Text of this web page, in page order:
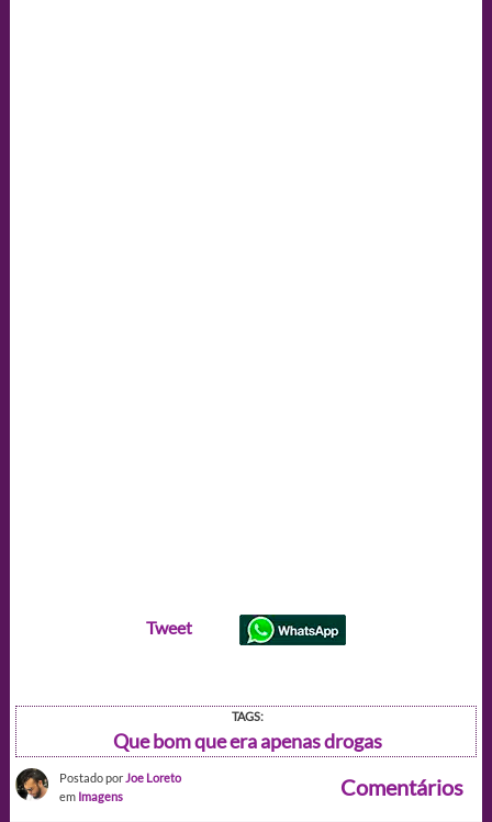
Tweet
TAGS:
Que bom que era apenas drogas
Postado por Joe Loreto
em Imagens Comentários